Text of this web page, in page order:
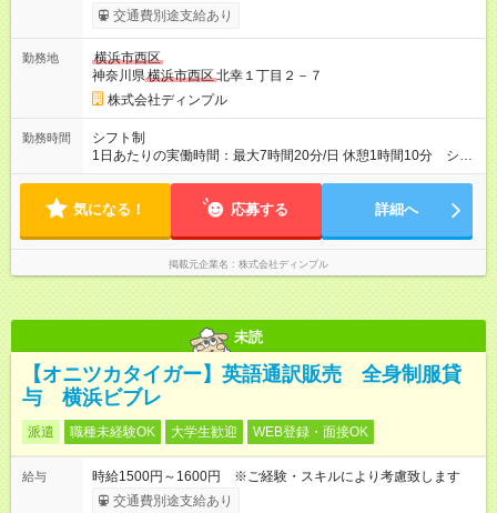
【試用期間】試用期間あり 試用期間の長さ：2週間 雇用形態、
給与は本採用時と同じです。 入社日：1～10日 ＿＿＿＿＿＿＿
レなど）充実しています！ アナウンスのプロがいるので高いス
キルを身に着けられます☆ 基本的なフレーズやよくある質問事
項を覚えたり、 店内外を探検して、商品や施設を見て回ること
からスタート♪ 2週間後からいよいよ先輩とカウンターに立ち、
少しずつお客様対応をしていきます。 1ヶ月ほど経つと、ひとり
でカウンターに立つことも増えるので 自分のペースで対応でき
交通費別途支給あり
勤務地
横浜市西区
神奈川県横浜市西区北幸１丁目２－７
株式会社ディンプル
勤務時間
シフト制
1日あたりの実働時間：最大7時間20分/日 休憩1時間10分 シフ
ト制 シフト例） 8：35～17：05 11：30～20：00 14：00～
気になる！ 応募する 詳細へ
掲載元企業名 株式会社ディンプル
未読
【オニツカタイガー】英語通訳販売 全身制服貸
与 横浜ビブレ
派遣 職種未経験OK 大学生歓迎 WEB登録・面接OK
給与
時給1500円～1600円 ※ご経験・スキルにより考慮致します
交通費別途支給あり